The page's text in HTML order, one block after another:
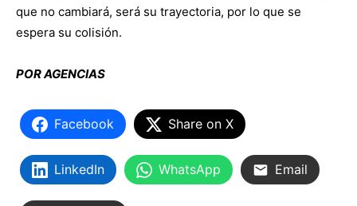
que no cambiará, será su trayectoria, por lo que se
espera su colisión.
POR AGENCIAS
Facebook Share on X
LinkedIn WhatsApp Email